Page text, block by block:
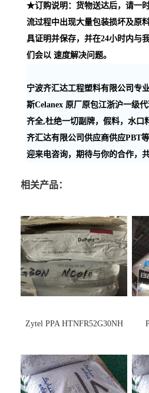
★订购说明：货物送达后，请一
流过程中出现大量包装损坏及原
具证明并保存，并在24小时内与
们会以 速度解决问题。
宁波齐汇达工程塑料有限公司专
斯Celanex 原厂原包江浙沪一级
齐全,杜绝一切副牌，假料，水口
齐汇达有限公司供应商供应PBT
迎来电咨询，期待与你的合作，
相关产品：
Zytel PPA HTNFR52G30NH